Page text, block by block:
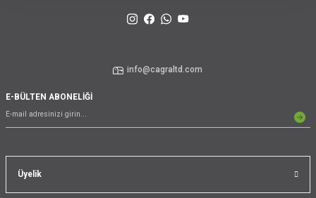
Üyelik
info@cagraltd.com
E-BÜLTEN ABONELİĞİ